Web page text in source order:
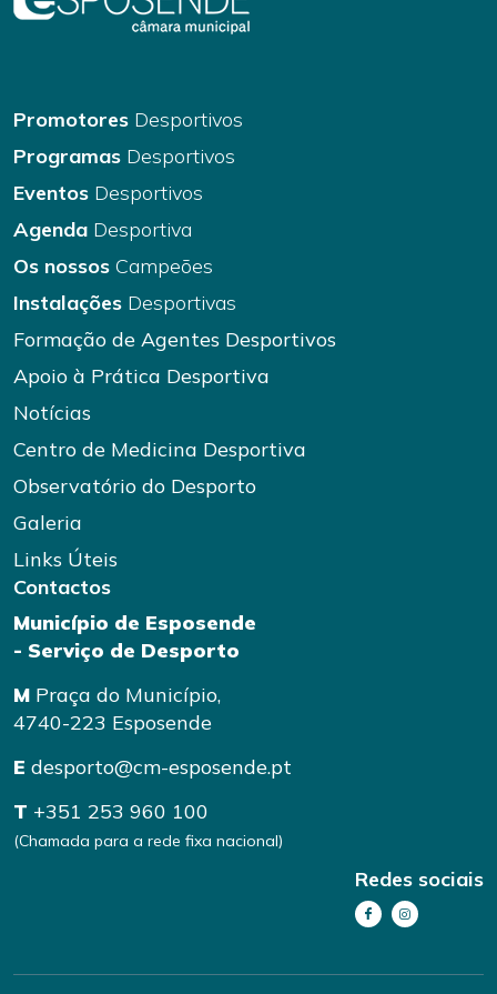
Promotores Desportivos
Programas Desportivos
Eventos Desportivos
Agenda Desportiva
Os nossos Campeões
Instalações Desportivas
Formação de Agentes Desportivos
Apoio à Prática Desportiva
Notícias
Centro de Medicina Desportiva
Observatório do Desporto
Galeria
Links Úteis
Contactos
Município de Esposende
- Serviço de Desporto
M Praça do Município,
4740-223 Esposende
E desporto@cm-esposende.pt
T +351 253 960 100
(Chamada para a rede fixa nacional)
Redes sociais